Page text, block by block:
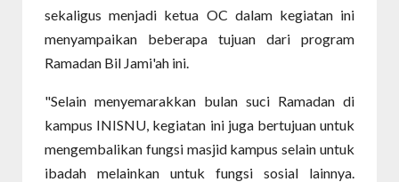
sekaligus menjadi ketua OC dalam kegiatan ini
menyampaikan beberapa tujuan dari program
Ramadan Bil Jami'ah ini.
"Selain menyemarakkan bulan suci Ramadan di
kampus INISNU, kegiatan ini juga bertujuan untuk
mengembalikan fungsi masjid kampus selain untuk
ibadah melainkan untuk fungsi sosial lainnya.